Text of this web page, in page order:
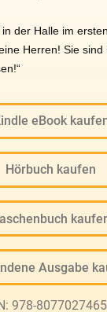
in der Halle im
Herren! Sie sind
eBook
Hörbuch kaufen
Ausgabe
978-8077027465